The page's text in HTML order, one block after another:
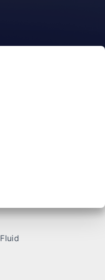
Fluid